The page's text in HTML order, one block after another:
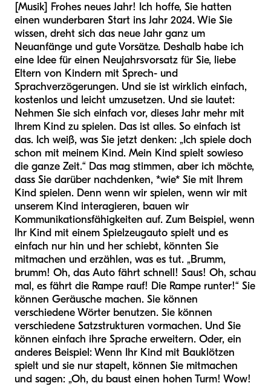
[Musik] Frohes neues Jahr! Ich hoffe, Sie hatten
einen wunderbaren Start ins Jahr 2024. Wie Sie
wissen, dreht sich das neue Jahr ganz um
Neuanfänge und gute Vorsätze. Deshalb habe ich
eine Idee für einen Neujahrsvorsatz für Sie, liebe
Eltern von Kindern mit Sprech- und
Sprachverzögerungen. Und sie ist wirklich einfach,
kostenlos und leicht umzusetzen. Und sie lautet:
Nehmen Sie sich einfach vor, dieses Jahr mehr mit
Ihrem Kind zu spielen. Das ist alles. So einfach ist
das. Ich weiß, was Sie jetzt denken: „Ich spiele doch
schon mit meinem Kind. Mein Kind spielt sowieso
die ganze Zeit.“ Das mag stimmen, aber ich möchte,
dass Sie darüber nachdenken, *wie* Sie mit Ihrem
Kind spielen. Denn wenn wir spielen, wenn wir mit
unserem Kind interagieren, bauen wir
Kommunikationsfähigkeiten auf. Zum Beispiel, wenn
Ihr Kind mit einem Spielzeugauto spielt und es
einfach nur hin und her schiebt, könnten Sie
mitmachen und erzählen, was es tut. „Brumm,
brumm! Oh, das Auto fährt schnell! Saus! Oh, schau
mal, es fährt die Rampe rauf! Die Rampe runter!“ Sie
können Geräusche machen. Sie können
verschiedene Wörter benutzen. Sie können
verschiedene Satzstrukturen vormachen. Und Sie
können einfach ihre Sprache erweitern. Oder, ein
anderes Beispiel: Wenn Ihr Kind mit Bauklötzen
spielt und sie nur stapelt, können Sie mitmachen
und sagen: „Oh, du baust einen hohen Turm! Wow!